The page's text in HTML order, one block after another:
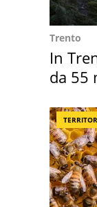
Trento
In
da 55